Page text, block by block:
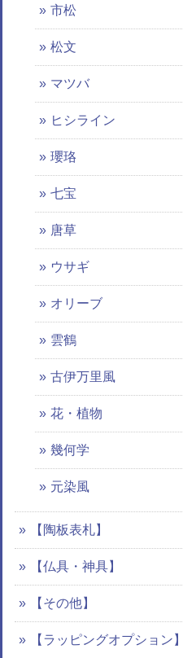
市松
松文
マツバ
ヒシライン
瓔珞
七宝
唐草
ウサギ
オリーブ
雲鶴
古伊万里風
花・植物
幾何学
元染風
【陶板表札】
【仏具・神具】
【その他】
【ラッピングオプション】